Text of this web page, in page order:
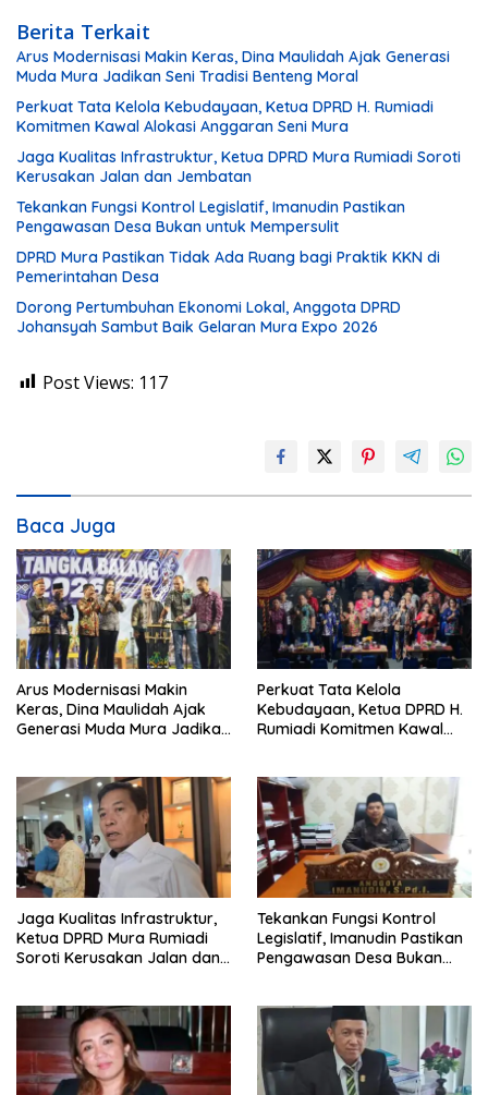
Berita Terkait
Arus Modernisasi Makin Keras, Dina Maulidah Ajak Generasi
Muda Mura Jadikan Seni Tradisi Benteng Moral
Perkuat Tata Kelola Kebudayaan, Ketua DPRD H. Rumiadi
Komitmen Kawal Alokasi Anggaran Seni Mura
Jaga Kualitas Infrastruktur, Ketua DPRD Mura Rumiadi Soroti
Kerusakan Jalan dan Jembatan
Tekankan Fungsi Kontrol Legislatif, Imanudin Pastikan
Pengawasan Desa Bukan untuk Mempersulit
DPRD Mura Pastikan Tidak Ada Ruang bagi Praktik KKN di
Pemerintahan Desa
Dorong Pertumbuhan Ekonomi Lokal, Anggota DPRD
Johansyah Sambut Baik Gelaran Mura Expo 2026
Post Views: 117
Baca Juga
Arus Modernisasi Makin
Keras, Dina Maulidah Ajak
Generasi Muda Mura Jadikan
Perkuat Tata Kelola
Kebudayaan, Ketua DPRD H.
Rumiadi Komitmen Kawal
Jaga Kualitas Infrastruktur,
Ketua DPRD Mura Rumiadi
Soroti Kerusakan Jalan dan
Tekankan Fungsi Kontrol
Legislatif, Imanudin Pastikan
Pengawasan Desa Bukan